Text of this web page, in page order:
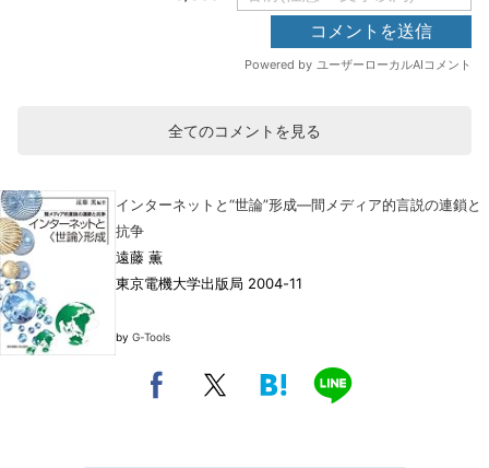
全てのコメントを見る
インターネットと“世論”形成―間メディア的言説の連鎖と
抗争
遠藤 薫
東京電機大学出版局 2004-11
by G-Tools